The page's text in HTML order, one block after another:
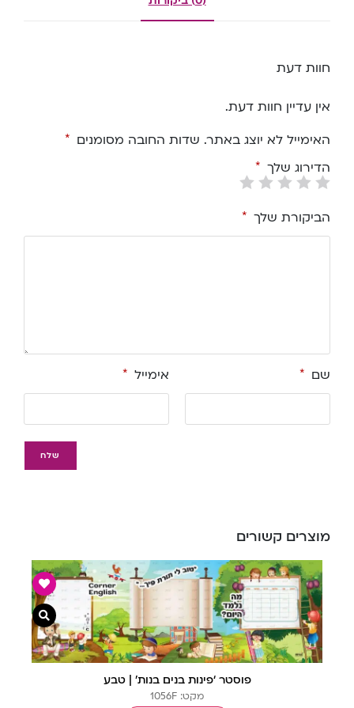
חוות דעת
אין עדיין חוות דעת.
האימייל לא יוצג באתר. שדות החובה מסומנים *
הדירוג שלך *
הביקורת שלך *
שם * אימייל *
מוצרים קשורים
פוסטר ‘פינות בנים בנות’ | טבע
מקט: 1056F
צפייה